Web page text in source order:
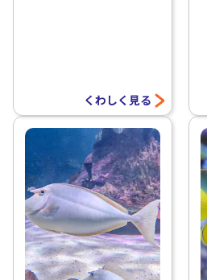
くわしく見る